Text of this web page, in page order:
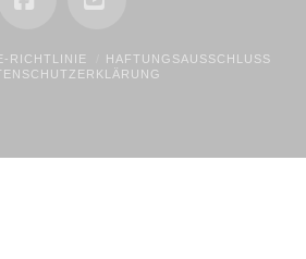
FacebookYouTube
RICHTLINIE
HAFTUNGSAUSSCHLUSS